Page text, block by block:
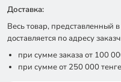
Доставка:
Весь товар,
доставляется по адресу
при сумме заказа от 100
при сумме от 250 000